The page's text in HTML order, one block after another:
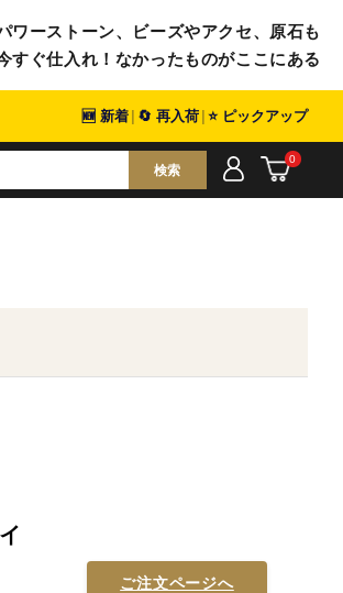
ワーストーン、ビーズやアクセ、原石も
すぐ仕入れ！なかったものがここにある
🆕 新着 🔄 再入荷 ⭐ ピックアップ
検索
0
ご注文ページへ